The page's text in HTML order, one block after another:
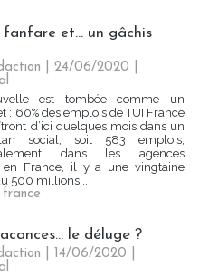
et... un gâchis
| 24/06/2020
est tombée comme un
: 60% des emplois de TUI France
d’ici quelques mois dans un
social, soit 583 emplois,
dans les agences
en France, il y a une vingtaine
500 millions...
le déluge ?
| 14/06/2020